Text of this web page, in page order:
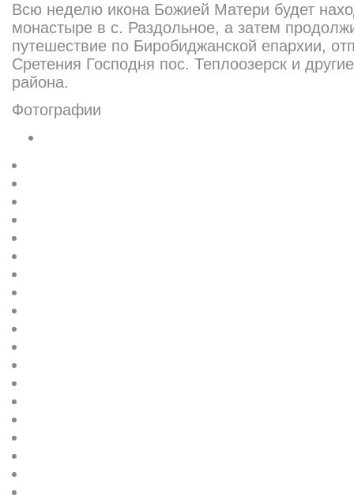
Всю неделю икона Божией Матери будет
монастыре в с. Раздольное, а затем
путешествие по Биробиджанской епархии,
Сретения Господня пос. Теплоозерск и
района.
Фотографии